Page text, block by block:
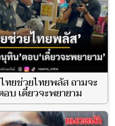
ทยช่วยไทยพลัส ถามจะ
บ เดี๋ยวจะพยายาม